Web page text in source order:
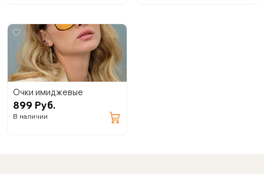
Очки имиджевые
899 Руб.
В наличии